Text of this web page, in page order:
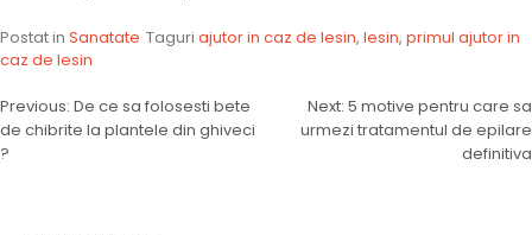
Postat in Sanatate Taguri ajutor in caz de lesin, lesin, primul ajutor in
caz de lesin
Navigare
în
Previous: De ce sa folosesti bete
de chibrite la plantele din ghiveci
?
Next: 5 motive pentru care sa
urmezi tratamentul de epilare
definitiva